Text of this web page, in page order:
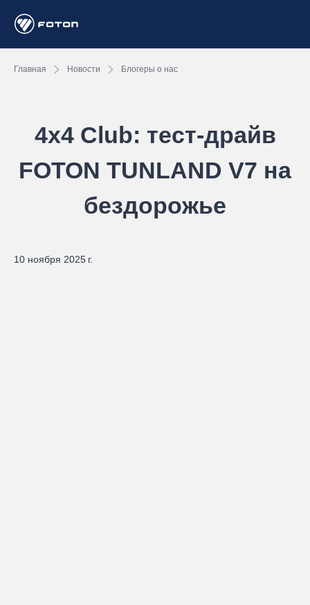
Главная Новости Блогеры о нас
4x4 Club: тест-драйв
FOTON TUNLAND V7 на
бездорожье
10 ноября 2025 г.